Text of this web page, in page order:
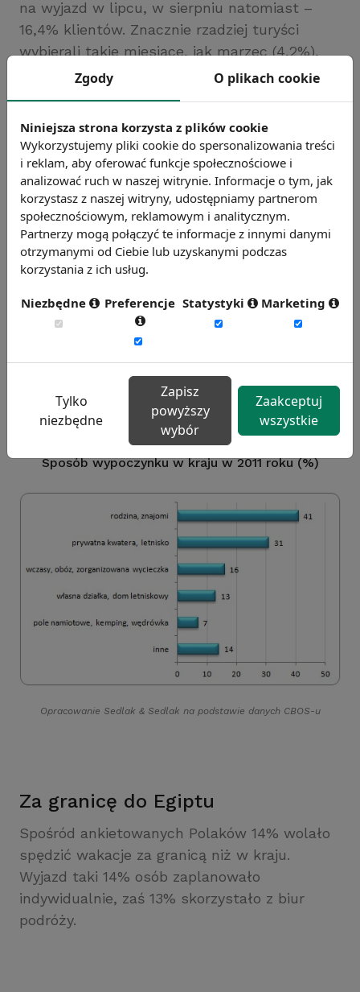
na wyjazd w lipcu, w sierpniu natomiast –
16,4% klientów. Znacznie rzadziej turyści
wybierali takie miesiące, jak marzec (4,2%),
grudzień (4,4%) czy styczeń (5%).
Wakacje w kraju u rodziny
W 2011 roku aż 65% Polaków zdecydowało się
na wyjazd krajowy. Jedynie 14%
wyjeżdżających wypoczywało wyłącznie za
granicą. Pozostali wybierali wyjazdy zarówno
krajowe, jak i zagraniczne.
Wśród osób, które zdecydowały się na wczasy
w Polsce, aż 41% wyjechało do rodziny lub
znajomych. Co trzecia osoba wybrała wakacje
w prywatnej kwaterze. Najrzadziej
decydowano się na urlop na polu
namiotowym lub kempingu (7% wskazań).
Sposób wypoczynku w kraju w 2011 roku (%)
Opracowanie Sedlak &Sedlak na podstawie danych CBOS-u
Za granicę do Egiptu
Spośród ankietowanych Polaków 14% wolało
spędzić wakacje za granicą niż w kraju.
Wyjazd taki 14% osób zaplanowało
indywidualnie, zaś 13% skorzystało z biur
podróży.
Zgody O plikach cookie
Niniejsza strona korzysta z plików cookie
Wykorzystujemy pliki cookie do spersonalizowania treści
i reklam, aby oferować funkcje społecznościowe i
analizować ruch w naszej witrynie. Informacje o tym, jak
korzystasz z naszej witryny, udostępniamy partnerom
społecznościowym, reklamowym i analitycznym.
Partnerzy mogą połączyć te informacje z innymi danymi
otrzymanymi od Ciebie lub uzyskanymi podczas
korzystania z ich usług.
Niezbędne Preferencje Statystyki Marketing
Tylko
niezbędne
Zapisz
powyższy
wybór
Zaakceptuj
wszystkie